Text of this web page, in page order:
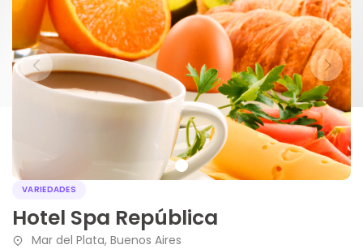
VARIEDADES
Hotel Spa República
Mar del Plata, Buenos Aires